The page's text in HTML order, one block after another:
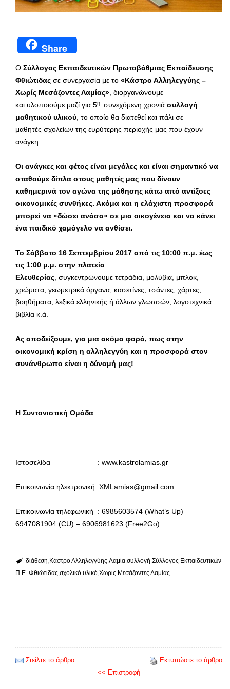
Share
Ο Σύλλογος Εκπαιδευτικών Πρωτοβάθμιας Εκπαίδευσης
Φθιώτιδας σε συνεργασία με το «Κάστρο Αλληλεγγύης –
Χωρίς Μεσάζοντες Λαμίας», διοργανώνουμε
και υλοποιούμε μαζί για 5η συνεχόμενη χρονιά συλλογή
μαθητικού υλικού, το οποίο θα διατεθεί και πάλι σε
μαθητές σχολείων της ευρύτερης περιοχής μας που έχουν
ανάγκη.
Οι ανάγκες και φέτος είναι μεγάλες και είναι σημαντικό να
σταθούμε δίπλα στους μαθητές μας που δίνουν
καθημερινά τον αγώνα της μάθησης κάτω από αντίξοες
οικονομικές συνθήκες. Ακόμα και η ελάχιστη προσφορά
μπορεί να «δώσει ανάσα» σε μια οικογένεια και να κάνει
ένα παιδικό χαμόγελο να ανθίσει.
Το Σάββατο 16 Σεπτεμβρίου 2017 από τις 10:00 π.μ. έως
τις 1:00 μ.μ. στην πλατεία
Ελευθερίας, συγκεντρώνουμε τετράδια, μολύβια, μπλοκ,
χρώματα, γεωμετρικά όργανα, κασετίνες, τσάντες, χάρτες,
βοηθήματα, λεξικά ελληνικής ή άλλων γλωσσών, λογοτεχνικά
βιβλία κ.ά.
Ας αποδείξουμε, για μια ακόμα φορά, πως στην
οικονομική κρίση η αλληλεγγύη και η προσφορά στον
συνάνθρωπο είναι η δύναμή μας!
Η Συντονιστική Ομάδα
Ιστοσελίδα : www.kastrolamias.gr
Επικοινωνία ηλεκτρονική: XMLamias@gmail.com
Επικοινωνία τηλεφωνική : 6985603574 (What’s Up) –
6947081904 (CU) – 6906981623 (Free2Go)
διάθεση Κάστρο Αλληλεγγύης Λαμία συλλογή Σύλλογος Εκπαιδευτικών
Π.Ε. Φθιώτιδας σχολικό υλικό Χωρίς Μεσάζοντες Λαμίας
Στείλτε το άρθρο
Εκτυπώστε το άρθρο
<< Επιστροφή